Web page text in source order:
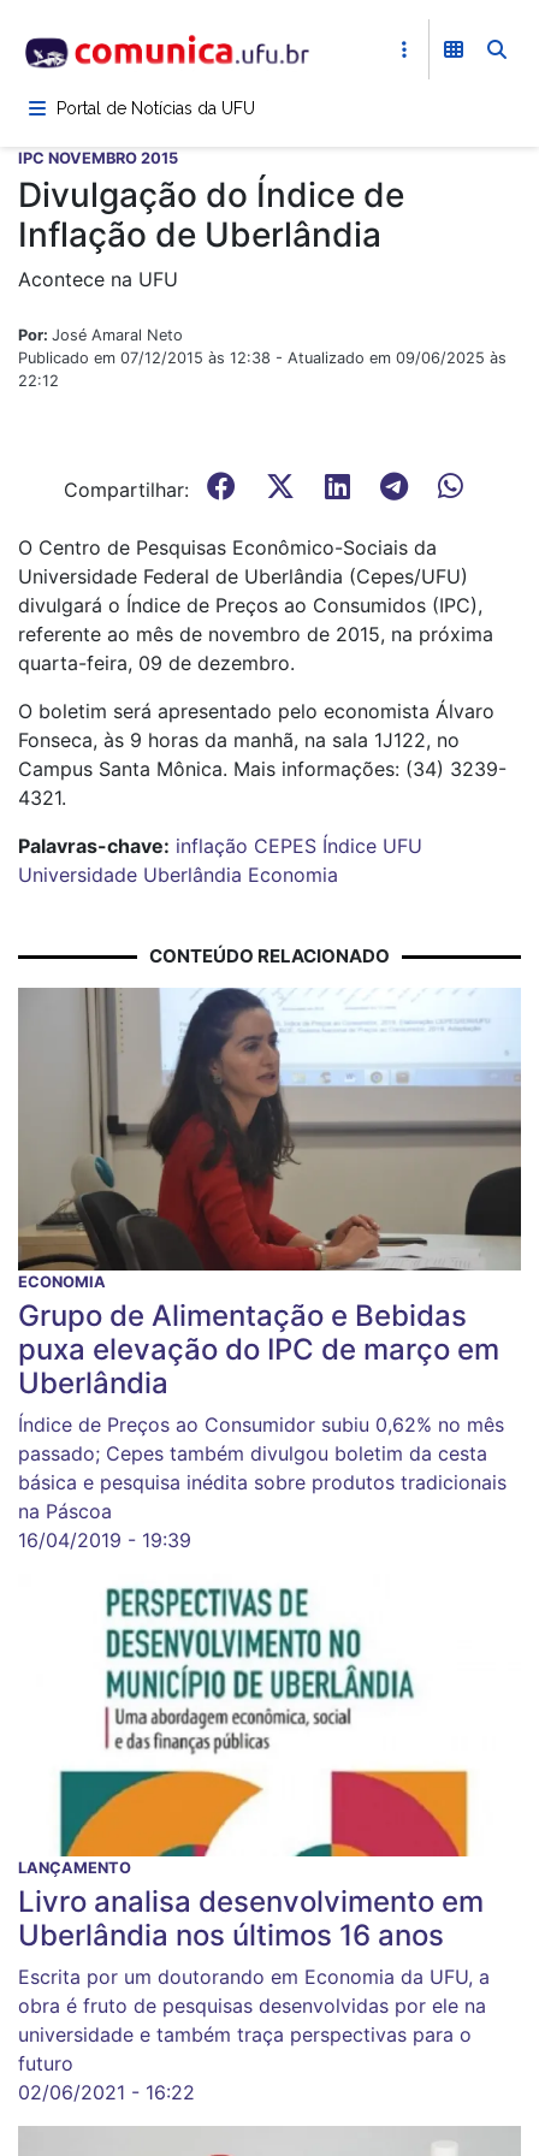
para
conteúdoPortal de Notícias da UFU
IPC NOVEMBRO 2015
Divulgação do Índice de
Inflação de Uberlândia
Acontece na UFU
Por: José Amaral Neto
Publicado em 07/12/2015 às 12:38 - Atualizado em 09/06/2025 às
22:12
Compartilhar:
O Centro de Pesquisas Econômico-Sociais da
Universidade Federal de Uberlândia (Cepes/UFU)
divulgará o Índice de Preços ao Consumidos (IPC),
referente ao mês de novembro de 2015, na próxima
quarta-feira, 09 de dezembro.
O boletim será apresentado pelo economista Álvaro
Fonseca, às 9 horas da manhã, na sala 1J122, no
Campus Santa Mônica. Mais informações: (34) 3239-
4321.
Palavras-chave: inflação CEPES Índice UFU
Universidade Uberlândia Economia
CONTEÚDO RELACIONADO
ECONOMIA
Grupo de Alimentação e Bebidas
puxa elevação do IPC de março em
Uberlândia
Índice de Preços ao Consumidor subiu 0,62% no mês
passado; Cepes também divulgou boletim da cesta
básica e pesquisa inédita sobre produtos tradicionais
na Páscoa
16/04/2019 - 19:39
LANÇAMENTO
Livro analisa desenvolvimento em
Uberlândia nos últimos 16 anos
Escrita por um doutorando em Economia da UFU, a
obra é fruto de pesquisas desenvolvidas por ele na
universidade e também traça perspectivas para o
futuro
02/06/2021 - 16:22